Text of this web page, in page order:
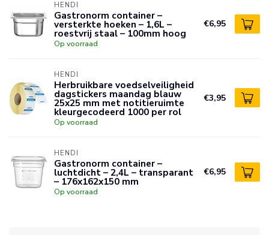
HENDI
Gastronorm container –
versterkte hoeken – 1,6L –
roestvrij staal – 100mm hoog
Op voorraad
€6,95
HENDI
Herbruikbare voedselveiligheid
dagstickers maandag blauw
25x25 mm met notitieruimte
kleurgecodeerd 1000 per rol
Op voorraad
€3,95
HENDI
Gastronorm container –
luchtdicht – 2,4L – transparant
– 176x162x150 mm
Op voorraad
€6,95